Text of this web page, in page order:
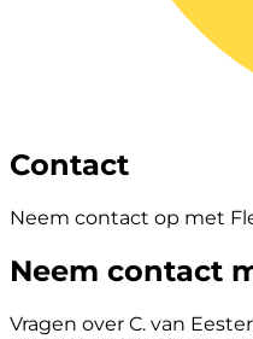
Contact
Neem contact op met
Neem contact
Vragen over C. van